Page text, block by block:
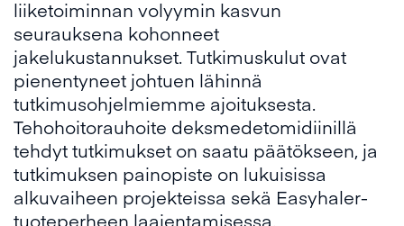
liiketoiminnan volyymin kasvun
seurauksena kohonneet
jakelukustannukset. Tutkimuskulut ovat
pienentyneet johtuen lähinnä
tutkimusohjelmiemme ajoituksesta.
Tehohoitorauhoite deksmedetomidiinillä
tehdyt tutkimukset on saatu päätökseen, ja
tutkimuksen painopiste on lukuisissa
alkuvaiheen projekteissa sekä Easyhaler-
tuoteperheen laajentamisessa.